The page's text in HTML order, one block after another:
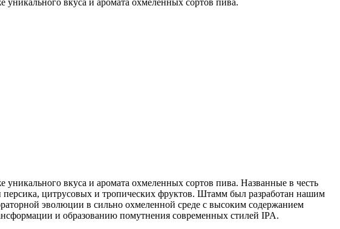
вкуса и аромата охмеленных сортов пива. Названные в честь
цитрусовых и тропических фруктов. Штамм был разработан нашим
эволюции в сильно охмеленной среде с высоким содержанием
и образованию помутнения современных стилей IPA.